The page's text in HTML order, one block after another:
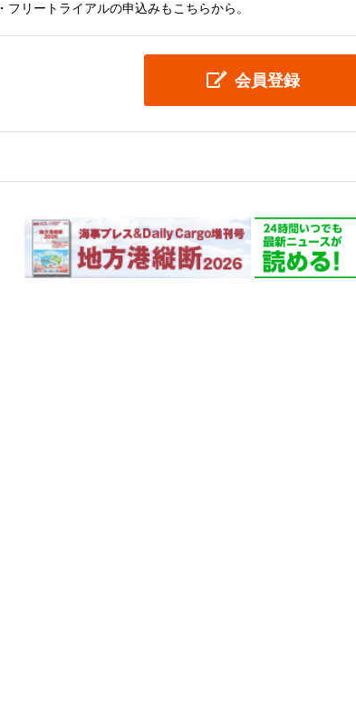
・フリートライアルの申込みもこちらから。
会員登録